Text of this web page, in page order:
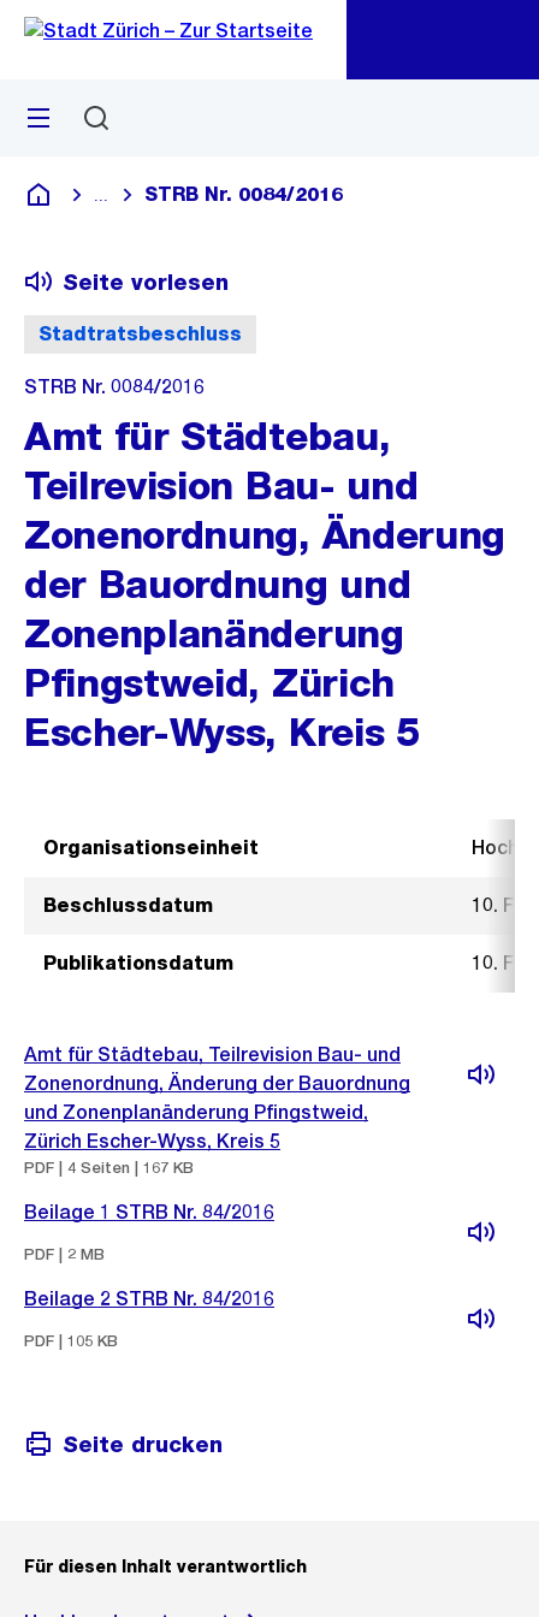
Navigation
Sprunglink
Menü
Deutsch
Blende alle Breadcrumbs ein
STRB Nr. 0084/2016
Stadtratsbeschluss
Seite vorlesen
STRB Nr. 0084/2016
Amt für Städtebau,
Teilrevision Bau- und
Zonenordnung, Änderung
der Bauordnung und
Zonenplanänderung
Pfingstweid, Zürich
Escher-Wyss, Kreis 5
Organisationseinheit
Beschlussdatum 10.
Publikationsdatum 10.
Amt für Städtebau, Teilrevision Bau- und
Zonenordnung, Änderung der Bauordnung
und Zonenplanänderung Pfingstweid,
Zürich Escher-Wyss, Kreis 5
PDF | 4 Seiten | 167 KB
Beilage 1 STRB Nr. 84/2016
PDF | 2 MB
Beilage 2 STRB Nr. 84/2016
PDF | 105 KB
Seite drucken
Für diesen Inhalt verantwortlich